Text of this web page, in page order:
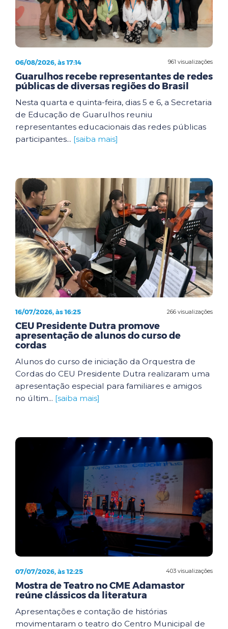
961 visualizações
06/08/2026, às 17:14
Guarulhos recebe representantes de redes
públicas de diversas regiões do Brasil
Nesta quarta e quinta-feira, dias 5 e 6, a Secretaria
de Educação de Guarulhos reuniu
representantes educacionais das redes públicas
participantes... [saiba mais]
266 visualizações
16/07/2026, às 16:25
CEU Presidente Dutra promove
apresentação de alunos do curso de
cordas
Alunos do curso de iniciação da Orquestra de
Cordas do CEU Presidente Dutra realizaram uma
apresentação especial para familiares e amigos
no últim... [saiba mais]
403 visualizações
07/07/2026, às 12:25
Mostra de Teatro no CME Adamastor
reúne clássicos da literatura
Apresentações e contação de histórias
movimentaram o teatro do Centro Municipal de